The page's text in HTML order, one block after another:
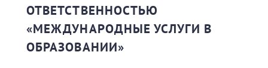
ОТВЕТСТВЕННОСТЬЮ
«МЕЖДУНАРОДНЫЕ УСЛУГИ В
ОБРАЗОВАНИИ»